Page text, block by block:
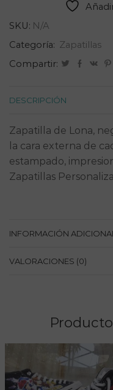
SKU: N/A
Categoría: Zapatillas
Compartir:
DESCRIPCIÓN
Zapatilla de Lona,
la cara externa de
estampado,
Zapatillas
INFORMACIÓN ADICIONAL
VALORACIONES (0)